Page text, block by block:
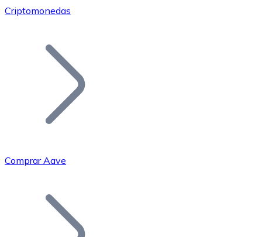
Únete a nuestra red de distribuidores.
Añade tu proyecto a nuestro ecosistema.
Bitcoin
Criptomonedas
Comprar Aave